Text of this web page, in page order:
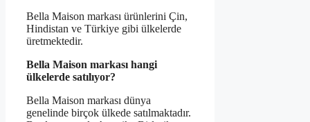
Bella Maison markası ürünlerini Çin,
Hindistan ve Türkiye gibi ülkelerde
üretmektedir.
Bella Maison markası hangi
ülkelerde satılıyor?
Bella Maison markası dünya
genelinde birçok ülkede satılmaktadır.